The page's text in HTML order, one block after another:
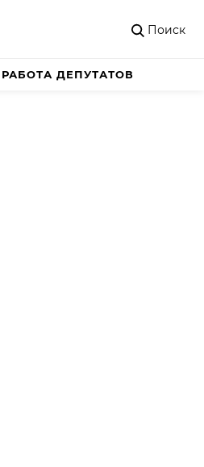
Поиск
РАБОТА ДЕПУТАТОВ